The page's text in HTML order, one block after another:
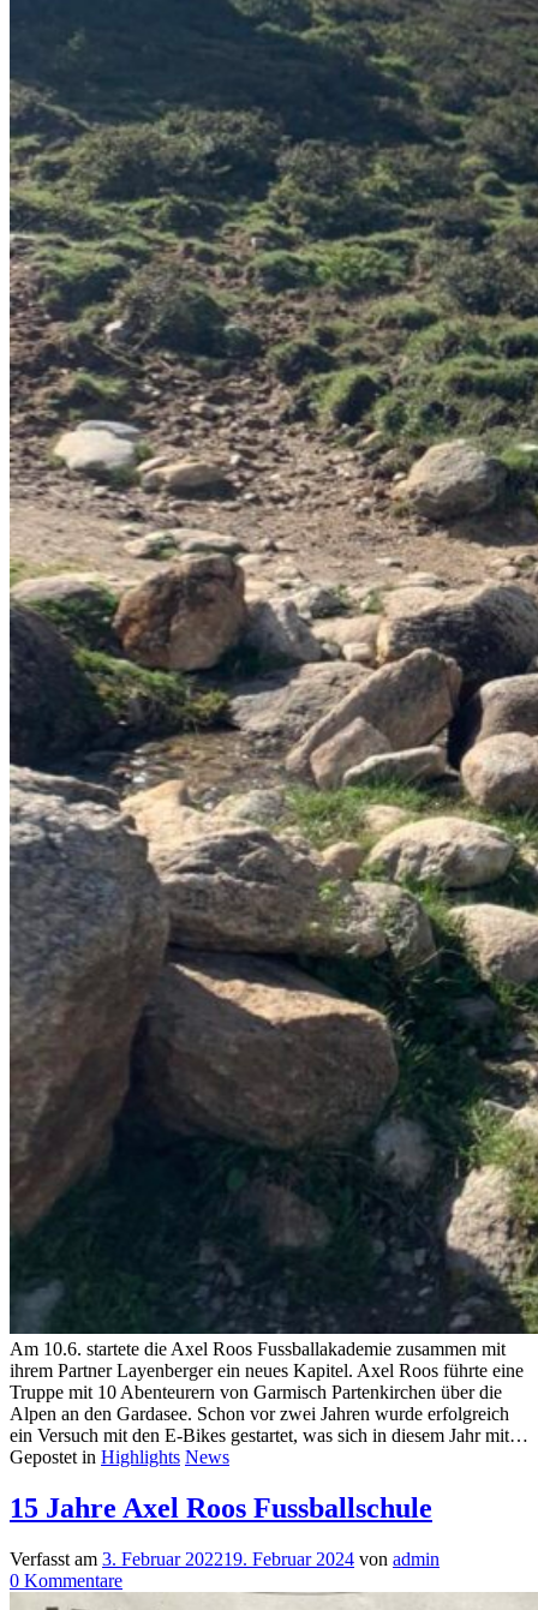
Am 10.6. startete die Axel Roos Fussballakademie zusammen mit
ihrem Partner Layenberger ein neues Kapitel. Axel Roos führte eine
Truppe mit 10 Abenteurern von Garmisch Partenkirchen über die
Alpen an den Gardasee. Schon vor zwei Jahren wurde erfolgreich
ein Versuch mit den E-Bikes gestartet, was sich in diesem Jahr mit…
Gepostet in Highlights News
15 Jahre Axel Roos Fussballschule
Verfasst am 3. Februar 202219. Februar 2024 von admin
0 Kommentarezu